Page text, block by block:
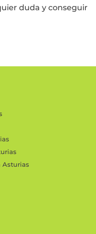
duda y conseguir
Asturias